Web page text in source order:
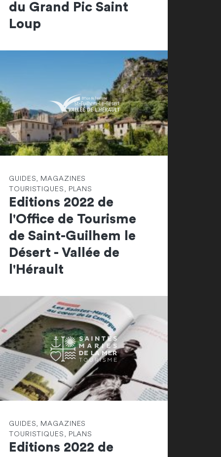
du Grand Pic Saint
Loup
GUIDES, MAGAZINES
TOURISTIQUES, PLANS
Editions 2022 de
l'Office de Tourisme
de Saint-Guilhem le
Désert - Vallée de
l'Hérault
GUIDES, MAGAZINES
TOURISTIQUES, PLANS
Editions 2022 de